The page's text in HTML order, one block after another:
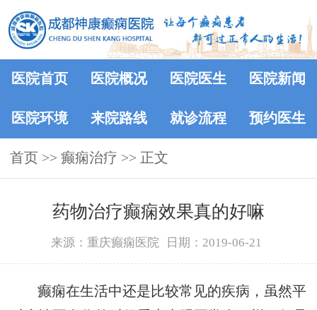
医院首页 医院概况 医院医生 医院新闻
医院环境 来院路线 就诊流程 预约医生
首页 >> 癫痫治疗 >> 正文
药物治疗癫痫效果真的好嘛
来源：重庆癫痫医院 日期：2019-06-21
癫痫在生活中还是比较常见的疾病，虽然平